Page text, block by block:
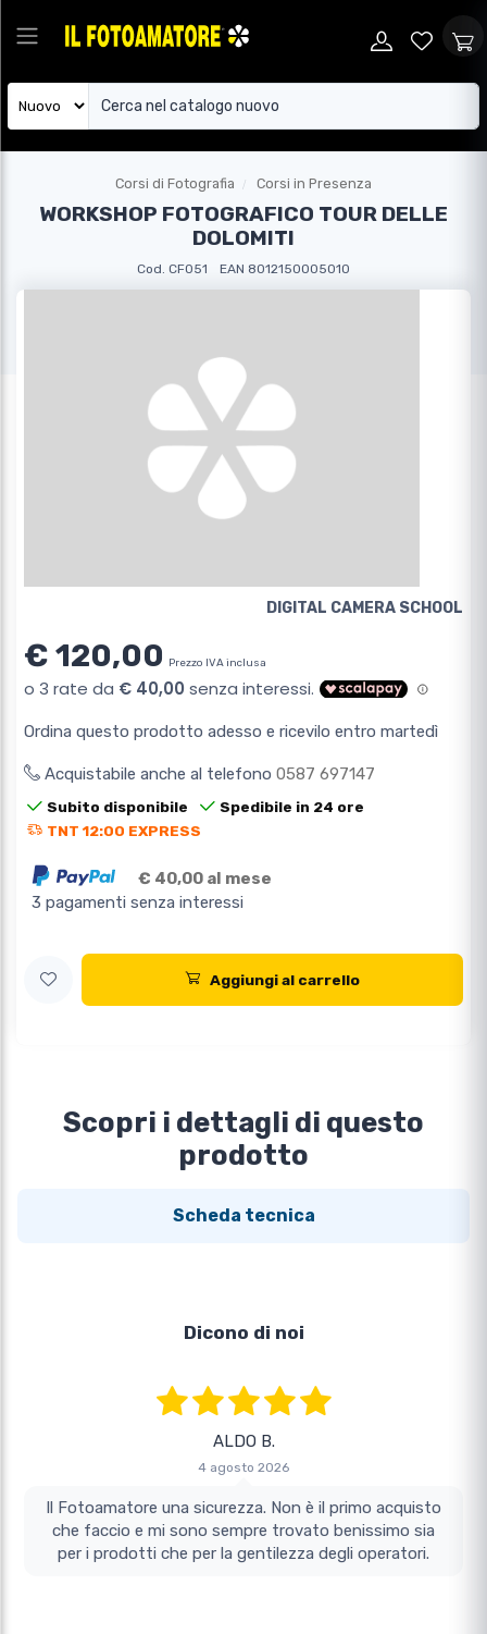
Corsi di Fotografia Corsi in Presenza
WORKSHOP FOTOGRAFICO TOUR DELLE
DOLOMITI
Cod. CF051 EAN 8012150005010
DIGITAL CAMERA SCHOOL
€ 120,00 Prezzo IVA inclusa
Ordina questo prodotto adesso e ricevilo entro martedì
Acquistabile anche al telefono 0587 697147
Subito disponibile
Spedibile in 24 ore
TNT 12:00 EXPRESS
€ 40,00 al mese
3 pagamenti senza interessi
Aggiungi al carrello
Scopri i dettagli di questo
prodotto
Scheda tecnica
Dicono di noi
ALDO B.
4 agosto 2026
Il Fotoamatore una sicurezza. Non è il primo acquisto
che faccio e mi sono sempre trovato benissimo sia
per i prodotti che per la gentilezza degli operatori.